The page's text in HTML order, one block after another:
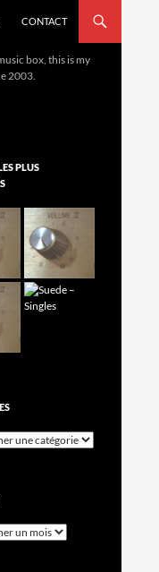
CONTACT
box, this is my
2003.
PLUS